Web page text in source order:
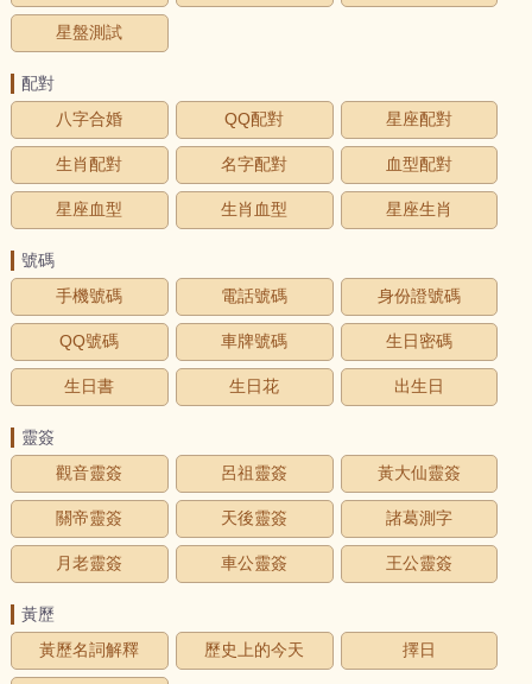
星盤測試
配對
八字合婚
QQ配對 星座配對
生肖配對 名字配對 血型配對
星座血型 生肖血型 星座生肖
號碼
手機號碼
電話號碼 身份證號碼
QQ號碼 車牌號碼 生日密碼
生日書 生日花 出生日
靈簽
觀音靈簽
呂祖靈簽 黃大仙靈簽
關帝靈簽 天後靈簽 諸葛測字
月老靈簽 車公靈簽 王公靈簽
黃歷
黃歷名詞解釋
歷史上的今天 擇日